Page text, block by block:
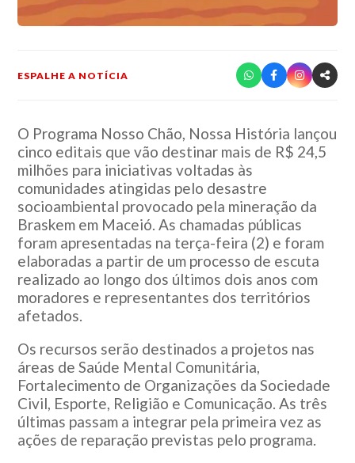
ESPALHE A NOTÍCIA
O Programa Nosso Chão, Nossa História lançou
cinco editais que vão destinar mais de R$ 24,5
milhões para iniciativas voltadas às
comunidades atingidas pelo desastre
socioambiental provocado pela mineração da
Braskem em Maceió. As chamadas públicas
foram apresentadas na terça-feira (2) e foram
elaboradas a partir de um processo de escuta
realizado ao longo dos últimos dois anos com
moradores e representantes dos territórios
afetados.
Os recursos serão destinados a projetos nas
áreas de Saúde Mental Comunitária,
Fortalecimento de Organizações da Sociedade
Civil, Esporte, Religião e Comunicação. As três
últimas passam a integrar pela primeira vez as
ações de reparação previstas pelo programa.